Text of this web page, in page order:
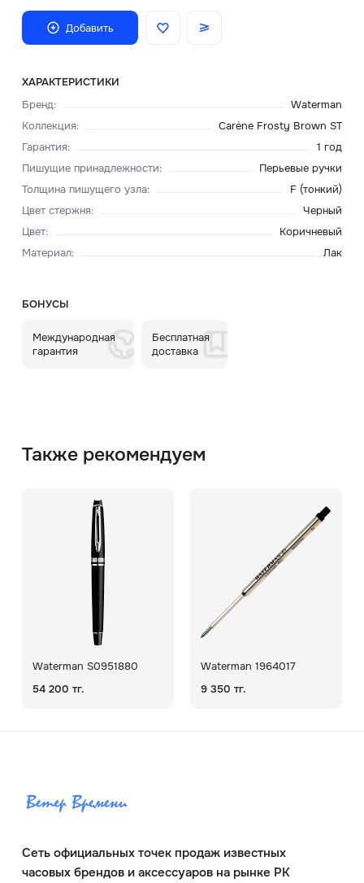
Добавить
ХАРАКТЕРИСТИКИ
Бренд:
Waterman
Коллекция:
Carène Frosty Brown ST
Гарантия:
1 год
Пишущие принадлежности:
Перьевые ручки
Толщина пишущего узла:
F (тонкий)
Цвет стержня:
Черный
Цвет:
Коричневый
Материал: Лак
БОНУСЫ
Международная
гарантия
Бесплатная
доставка
Также рекомендуем
Waterman S0951880
54 200 тг.
Waterman 1964017
9 350 тг.
Сеть официальных точек продаж известных
часовых брендов и аксессуаров на рынке РК